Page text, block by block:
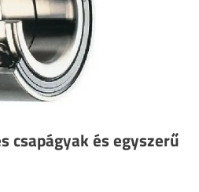
csapágyak és egyszerű